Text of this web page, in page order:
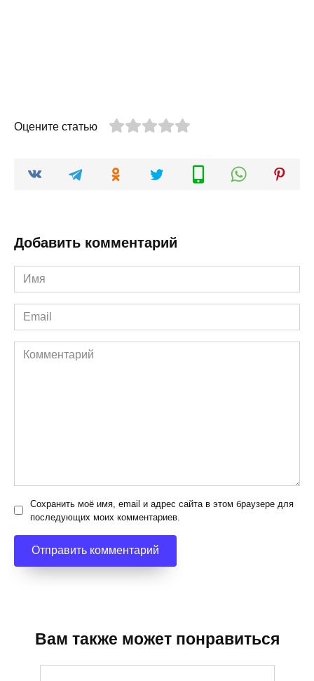
Оцените статью
Добавить комментарий
Имя
*
Email
*
Комментарий
Сохранить моё имя, email и адрес сайта в этом браузере для
последующих моих комментариев.
Вам также может понравиться